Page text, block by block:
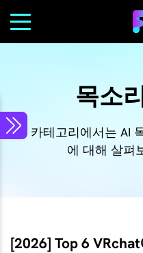
목소
이 카테고리에서는 AI
에 대해 살펴
[2026] Top 6